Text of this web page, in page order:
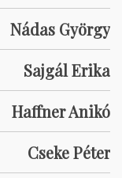
Nádas György
Sajgál Erika
Haffner Anikó
Cseke Péter